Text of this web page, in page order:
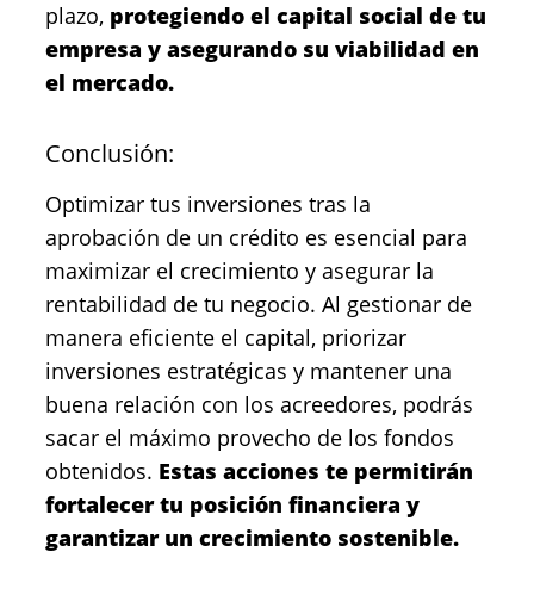
plazo, protegiendo el capital social de tu
empresa y asegurando su viabilidad en
el mercado.
Conclusión:
Optimizar tus inversiones tras la
aprobación de un crédito es esencial para
maximizar el crecimiento y asegurar la
rentabilidad de tu negocio. Al gestionar de
manera eficiente el capital, priorizar
inversiones estratégicas y mantener una
buena relación con los acreedores, podrás
sacar el máximo provecho de los fondos
obtenidos. Estas acciones te permitirán
fortalecer tu posición financiera y
garantizar un crecimiento sostenible.